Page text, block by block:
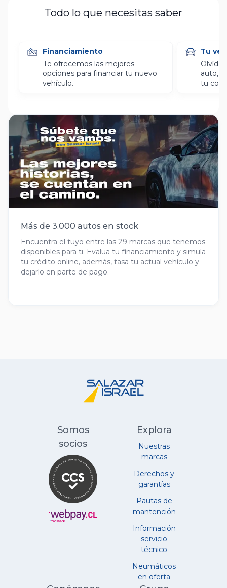
Todo lo que necesitas saber
Financiamiento
Te ofrecemos las mejores
opciones para financiar tu nuevo
vehículo.
Tu
auto,
tu
Más de 3.000 autos en stock
Encuentra el tuyo entre las 29 marcas que tenemos
disponibles para ti. Evalua tu financiamiento y simula
tu crédito online, además, tasa tu actual vehículo y
dejarlo en parte de pago.
Explora
Nuestras
marcas
Derechos y
garantías
Pautas de
mantención
Información
servicio
técnico
Neumáticos
en oferta
Somos
socios